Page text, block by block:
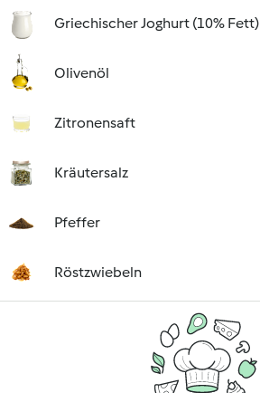
Griechischer Joghurt (10% Fett)
Olivenöl
Zitronensaft
Kräutersalz
Pfeffer
Röstzwiebeln